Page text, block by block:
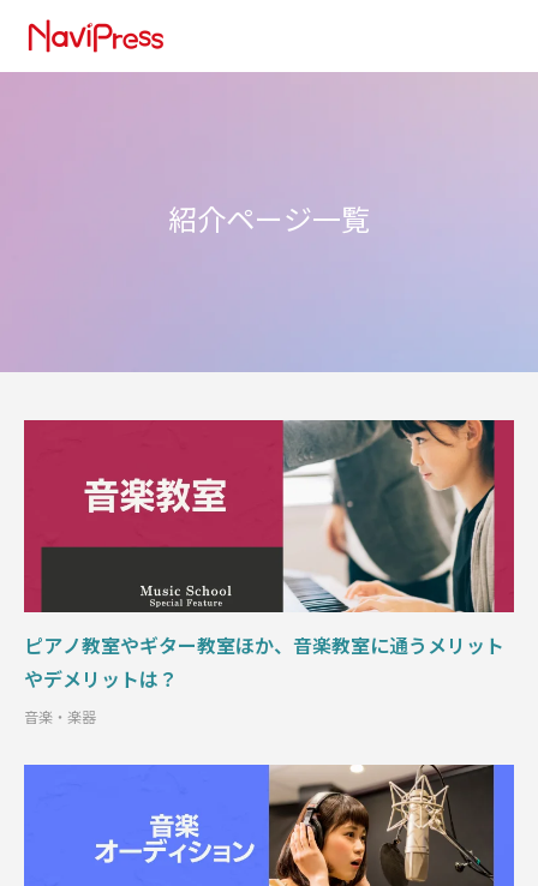
紹介ページ一覧
ピアノ教室やギター教室ほか、音楽教室に通うメリット
やデメリットは？
音楽・楽器